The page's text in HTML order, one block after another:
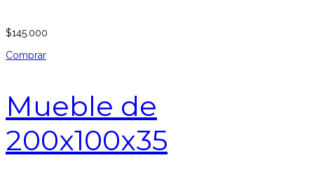
$145.000
Comprar
Mueble de
200x100x35